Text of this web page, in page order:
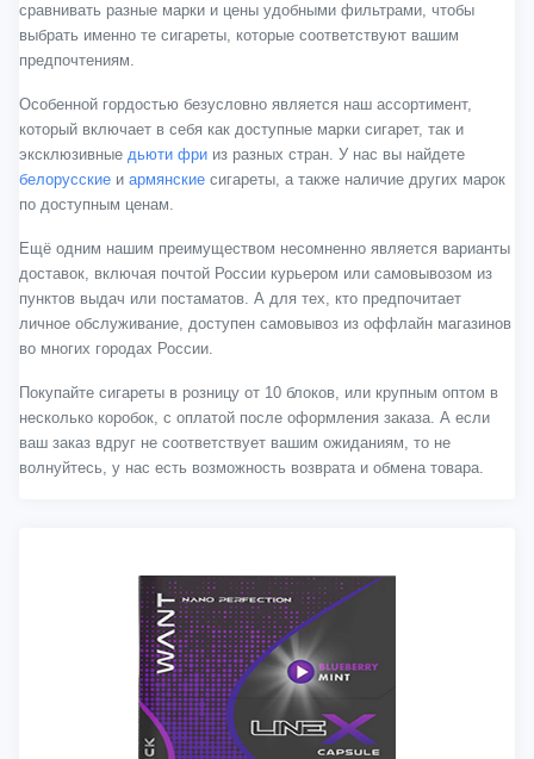
сравнивать разные марки и цены удобными фильтрами, чтобы
выбрать именно те сигареты, которые соответствуют вашим
предпочтениям.
Особенной гордостью безусловно является наш ассортимент,
который включает в себя как доступные марки сигарет, так и
эксклюзивные дьюти фри из разных стран. У нас вы найдете
белорусские и армянские сигареты, а также наличие других марок
по доступным ценам.
Ещё одним нашим преимуществом несомненно является варианты
доставок, включая почтой России курьером или самовывозом из
пунктов выдач или постаматов. А для тех, кто предпочитает
личное обслуживание, доступен самовывоз из оффлайн магазинов
во многих городах России.
Покупайте сигареты в розницу от 10 блоков, или крупным оптом в
несколько коробок, с оплатой после оформления заказа. А если
ваш заказ вдруг не соответствует вашим ожиданиям, то не
волнуйтесь, у нас есть возможность возврата и обмена товара.